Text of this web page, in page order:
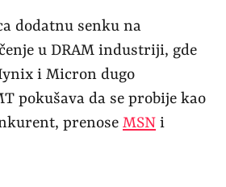
dodatnu senku na
u DRAM industriji, gde
i Micron dugo
pokušava da se probije kao
prenose MSN i